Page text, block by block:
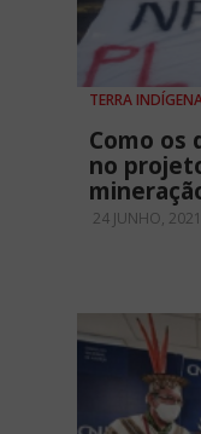
TERRA
Como os
no
24 JUNHO,